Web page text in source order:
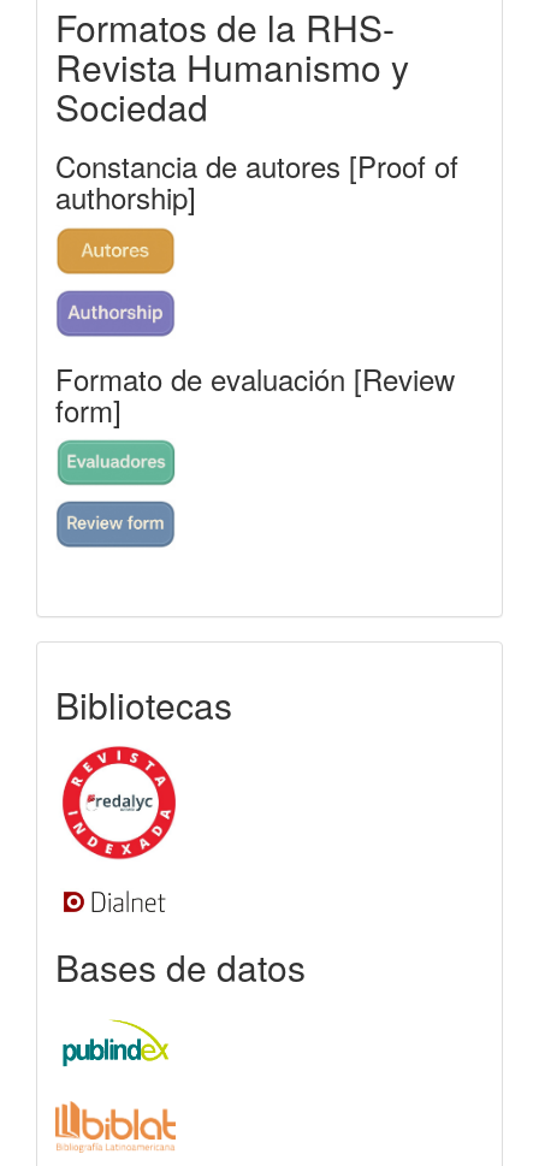
rhs
Formatos de la RHS-
Revista Humanismo y
Sociedad
Constancia de autores [Proof of
authorship]
Formato de evaluación [Review
form]
Bibliotecas
Bases de datos